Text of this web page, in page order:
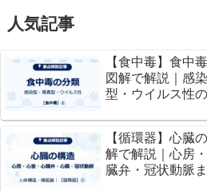
人気記事
【食中毒】食中
図解で解説｜感
型・ウイルス性
【循環器】心臓
解で解説｜心房
臓弁・冠状動脈